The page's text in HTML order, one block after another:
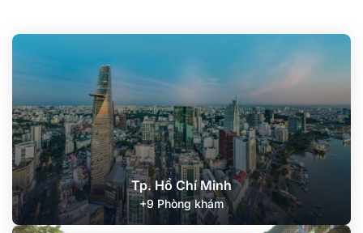
Tp. Hồ Chí Minh
+9 Phòng khám